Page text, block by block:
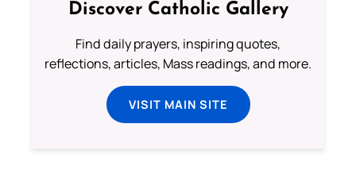
Discover Catholic Gallery
Find daily prayers, inspiring quotes,
reflections, articles, Mass readings, and more.
VISIT MAIN SITE